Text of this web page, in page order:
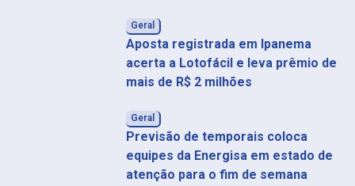
Geral
Aposta registrada em Ipanema
acerta a Lotofácil e leva prêmio de
mais de R$ 2 milhões
Geral
Previsão de temporais coloca
equipes da Energisa em estado de
atenção para o fim de semana